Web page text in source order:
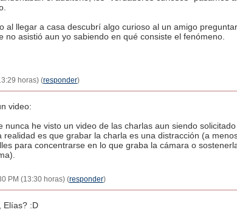
al llegar a casa descubrí algo curioso al un amigo
asistió aun yo sabiendo en qué consiste el fenómeno.
horas) (responder)
video:
nunca he visto un video de las charlas aun siendo
es que grabar la charla es una distracción (a
para concentrarse en lo que graba la cámara o
PM (13:30 horas) (responder)
Elías? :D